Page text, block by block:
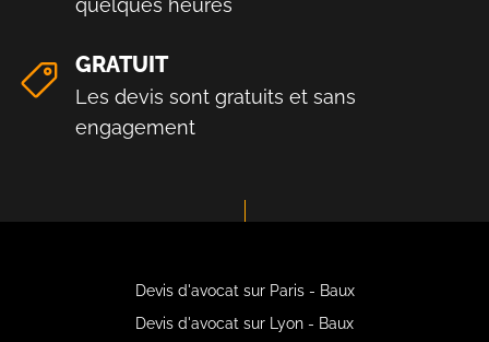
quelques heures
GRATUIT
Les devis sont gratuits et sans
engagement
Devis d'avocat sur Paris - Baux
Devis d'avocat sur Lyon - Baux